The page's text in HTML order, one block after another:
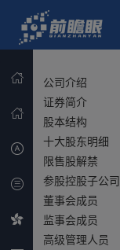
公司介绍
证券简介
股本结构
十大股东明细
限售股解禁
参股控股子公司
董事会成员
监事会成员
高级管理人员